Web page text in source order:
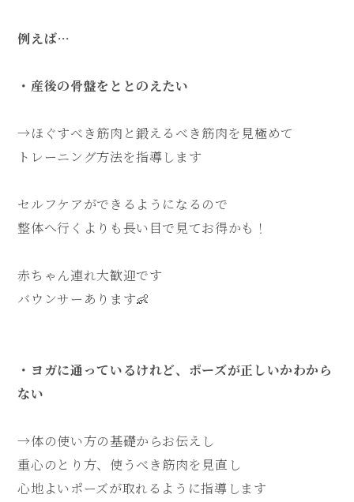
例えば…
・産後の骨盤をととのえたい
→ほぐすべき筋肉と鍛えるべき筋肉を見極めて
トレーニング方法を指導します
セルフケアができるようになるので
整体へ行くよりも長い目で見てお得かも！
赤ちゃん連れ大歓迎です
バウンサーあります👶
・ヨガに通っているけれど、ポーズが正しいかわから
ない
→体の使い方の基礎からお伝えし
重心のとり方、使うべき筋肉を見直し
心地よいポーズが取れるように指導します